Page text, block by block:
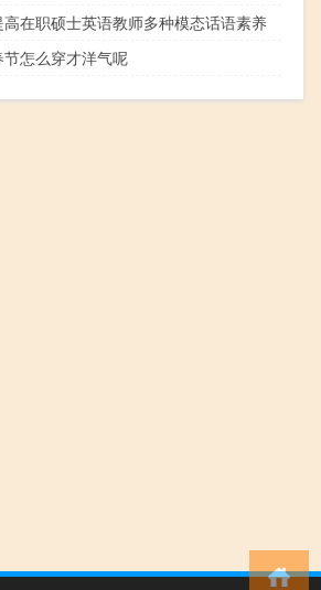
高在职硕士英语教师多种模态话语素养
节怎么穿才洋气呢